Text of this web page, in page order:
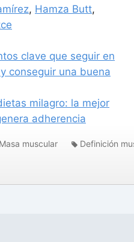
, Hamza Butt,
clave que seguir en
conseguir una buena
milagro: la mejor
adherencia
Masa muscular Definición